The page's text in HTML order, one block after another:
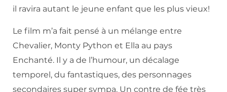
il ravira autant le jeune enfant que les plus vieux!
Le film m’a fait pensé à un mélange entre
Chevalier, Monty Python et Ella au pays
Enchanté. Il y a de l’humour, un décalage
temporel, du fantastiques, des personnages
secondaires super sympa. Un contre de fée très